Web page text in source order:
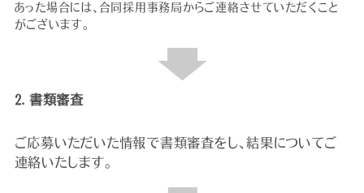
あった場合には、合同採用事務局からご連絡させていただくこと
がございます。
2. 書類審査
ご応募いただいた情報で書類審査をし、結果についてご
連絡いたします。